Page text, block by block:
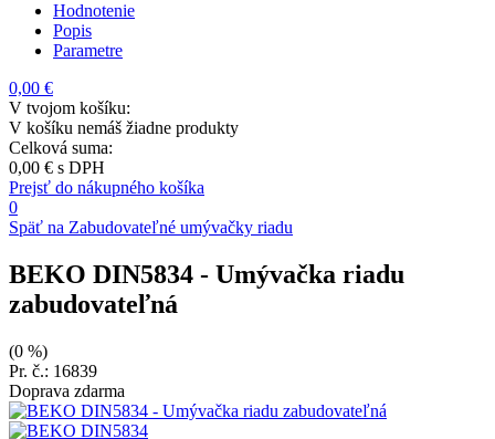
Hodnotenie
Popis
Parametre
0,00 €
V tvojom košíku:
V košíku nemáš žiadne produkty
Celková suma:
0,00 € s DPH
Prejsť do nákupného košíka
0
Späť na Zabudovateľné umývačky riadu
BEKO DIN5834 - Umývačka riadu
zabudovateľná
(0 %)
Pr. č.: 16839
Doprava zdarma